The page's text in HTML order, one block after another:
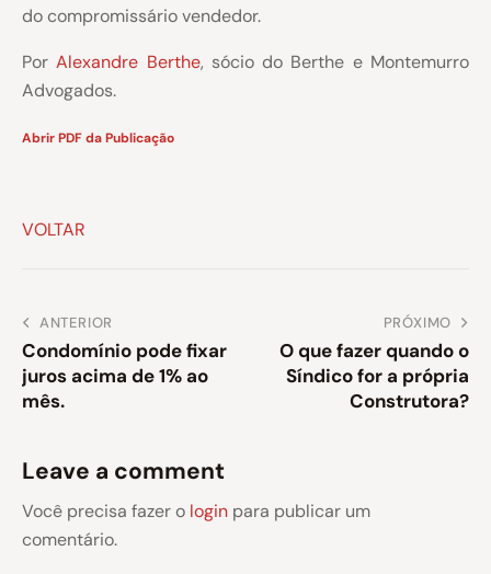
do compromissário vendedor.
PorAlexandre Berthe, sócio do Berthe e Montemurro
Advogados.
Abrir PDF da Publicação
VOLTAR
ANTERIOR
Condomínio pode fixar
juros acima de 1% ao
mês.
PRÓXIMO
O que fazer quando o
Síndico for a própria
Construtora?
Leave a comment
Você precisa fazer o login para publicar um
comentário.